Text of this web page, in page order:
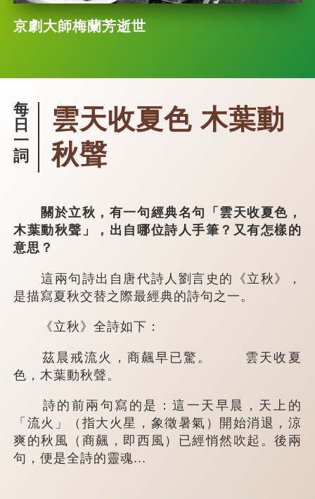
京劇大師梅蘭芳逝世
每
日
一
詞
雲天收夏色 木葉動
秋聲
關於立秋，有一句經典名句「雲天收夏色，
木葉動秋聲」，出自哪位詩人手筆？又有怎樣的
意思？
這兩句詩出自唐代詩人劉言史的《立秋》，
是描寫夏秋交替之際最經典的詩句之一。
《立秋》全詩如下：
茲晨戒流火，商飆早已驚。 雲天收夏
色，木葉動秋聲。
詩的前兩句寫的是：這一天早晨，天上的
「流火」（指大火星，象徵暑氣）開始消退，涼
爽的秋風（商飆，即西風）已經悄然吹起。後兩
句，便是全詩的靈魂...